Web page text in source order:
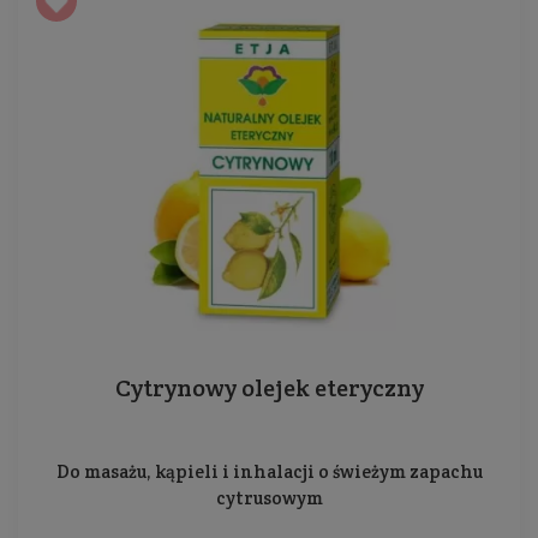
trądzikiem, który może być uciążliwym
elementem każdego dnia. Pozbycie się go staje
się możliwe dzięki użyciu olejka z wiesiołka,
który z dnia na dzień staję się coraz bardziej
Olejek dla każdego typu
Olej z pestek malin może być stosowany
olejami. Dodatkowo, kilka kropel oleju z pestek
kremu do twarzy tuż przed zaaplikowaniem. Ze
względu na delikatne, lecz skuteczne działanie
Cytrynowy olejek eteryczny
Do masażu, kąpieli i inhalacji o świeżym zapachu
cytrusowym